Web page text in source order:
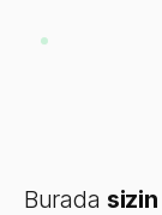
Burada sizin